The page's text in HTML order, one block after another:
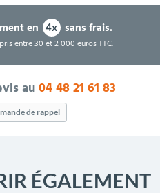
en 4x sans frais.
entre 30 et 2 000 euros TTC.
au04 48 21 61 83
de rappel
ÉGALEMENT